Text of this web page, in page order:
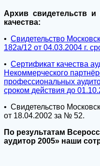
Архив свидетельств
качества:
• Свидетельство
182а/12 от 04.03.2004 г.
• Сертификат качества
Некоммерческого
профессиональных
сроком действия до
• Свидетельство
от 18.04.2002 за № 52.
По результатам
аудитор 2005» наши